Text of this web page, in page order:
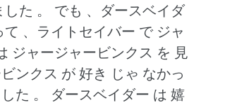
た 。
でも 、ダースベイダ
て 、ライトセイバー で ジャ
ジャージャービンクス を 見
ンクス が 好き じゃ なかっ
た 。
ダースベイダー は 嬉